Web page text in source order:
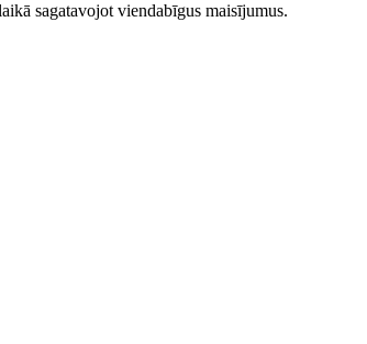
sagatavojot viendabīgus maisījumus.